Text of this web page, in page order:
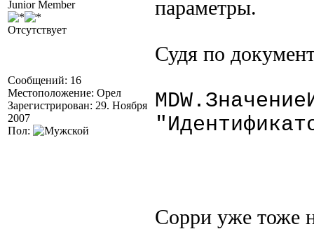
Junior Member
Отсутствует
Сообщений: 16
Местоположение: Орел
Зарегистрирован: 29. Ноября
2007
Пол:
параметры.
Судя по
Сорри уже тоже